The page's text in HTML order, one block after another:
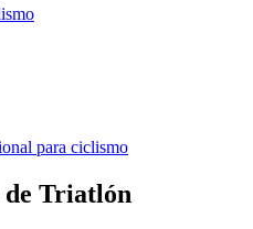
para ciclismo
Triatlón